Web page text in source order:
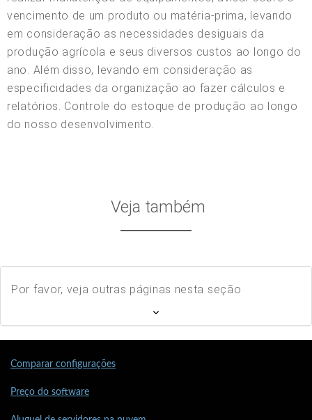
vencimento de um produto ou matéria-prima, levando
em consideração as necessidades desiguais da
produção agrícola e seus diversos custos ao longo do
ano. Além disso, levando em consideração as
especificidades da organização ao fazer cálculos e
relatórios. Controle do estoque de produção ao longo
do nosso desenvolvimento.
Veja também
Por favor, veja outras páginas nesta seção
Comparar configurações
Preço do software